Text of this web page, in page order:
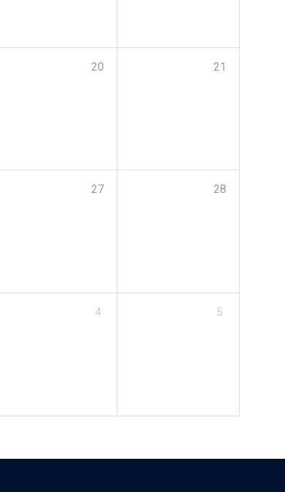
20 21
27 28
4 5